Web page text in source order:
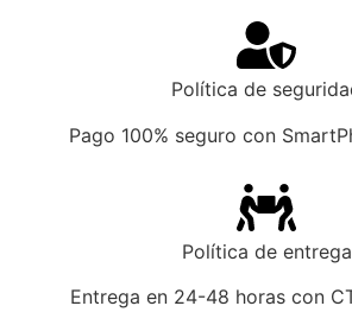
Política de
Pago 100% seguro con
Política de entrega
Entrega en 24-48 horas con